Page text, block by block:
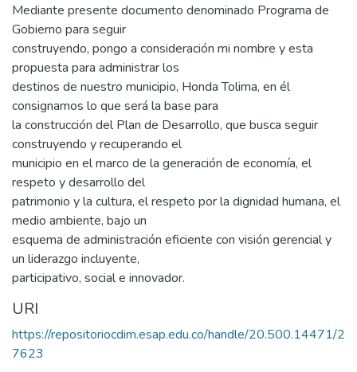
Mediante presente documento denominado Programa de
Gobierno para seguir
construyendo, pongo a consideración mi nombre y esta
propuesta para administrar los
destinos de nuestro municipio, Honda Tolima, en él
consignamos lo que será la base para
la construcción del Plan de Desarrollo, que busca seguir
construyendo y recuperando el
municipio en el marco de la generación de economía, el
respeto y desarrollo del
patrimonio y la cultura, el respeto por la dignidad humana, el
medio ambiente, bajo un
esquema de administración eficiente con visión gerencial y
un liderazgo incluyente,
participativo, social e innovador.
URI
https://repositoriocdim.esap.edu.co/handle/20.500.14471/2
7623